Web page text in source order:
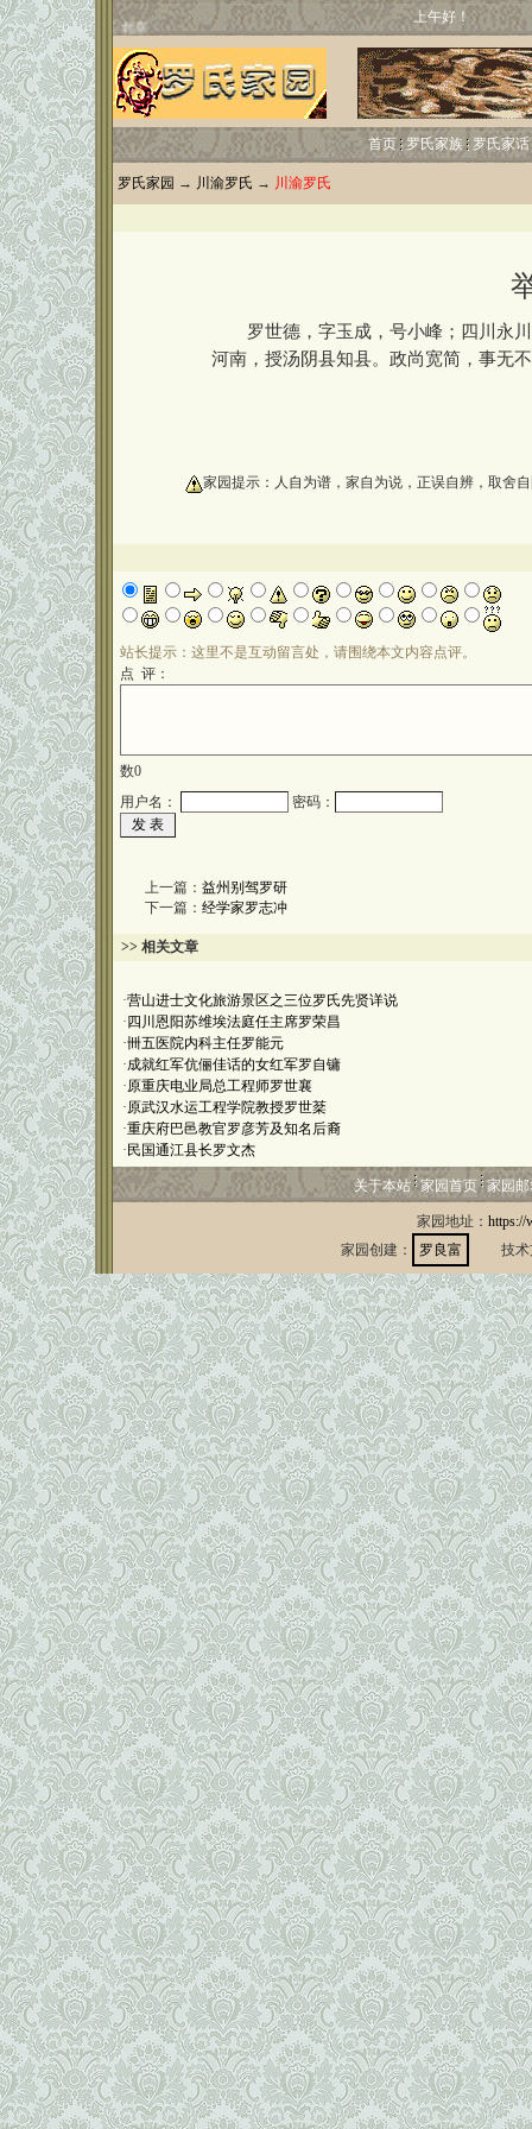
上午好！
首页 罗氏家族 罗氏家话
罗氏家园 → 川渝罗氏 → 川渝罗氏
罗世德，字玉成，号小峰；四川永川
河南，授汤阴县知县。政尚宽简，事无
家园提示：人自为谱，家自为说，正误自辨，取舍
站长提示：这里不是互动留言处，请围绕本文内容点评。
点 评：
数0
用户名：
密码：
上一篇： 益州别驾罗研
下一篇： 经学家罗志冲
>> 相关文章
·营山进士文化旅游景区之三位罗氏先贤详说
· 四川恩阳苏维埃法庭任主席罗荣昌
·卌五医院内科主任罗能元
·成就红军伉俪佳话的女红军罗自镛
·原重庆电业局总工程师罗世襄
·原武汉水运工程学院教授罗世棻
·重庆府巴邑教官罗彦芳及知名后裔
· 民国通江县长罗文杰
关于本站 家园首页 家园
家园地址： https://
家园创建：
罗良富 技术